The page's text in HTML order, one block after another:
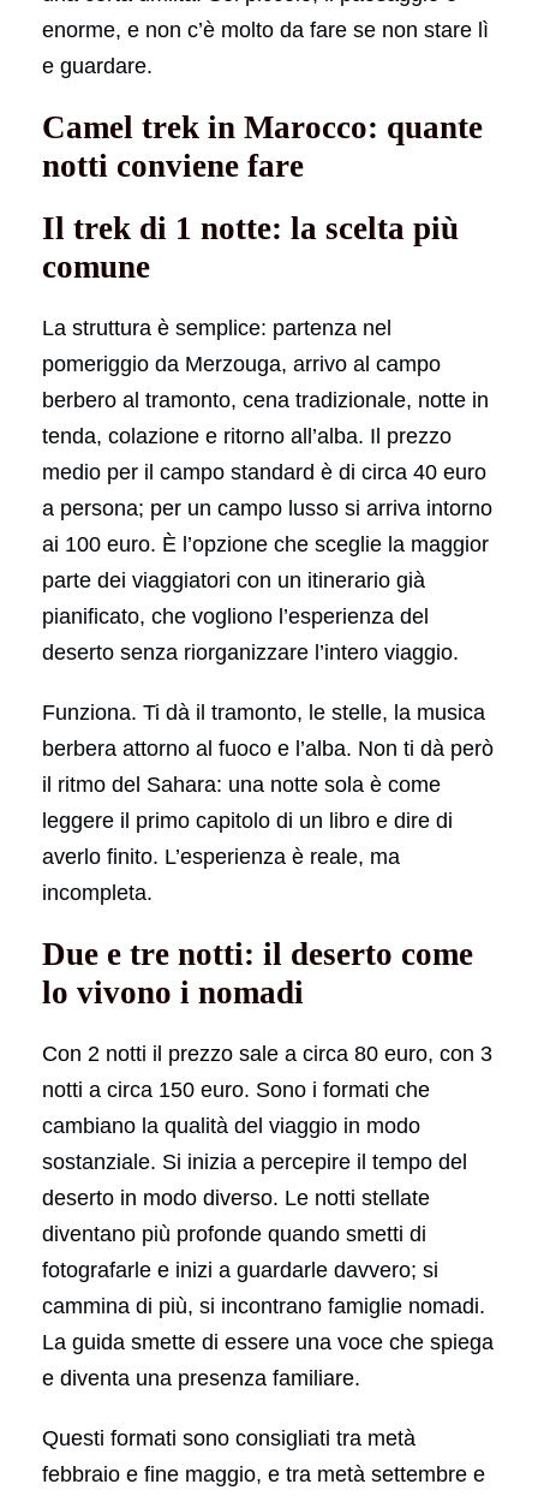
enorme, e non c’è molto da fare se non stare lì
e guardare.
Camel trek in Marocco: quante
notti conviene fare
Il trek di 1 notte: la scelta più
comune
La struttura è semplice: partenza nel
pomeriggio da Merzouga, arrivo al campo
berbero al tramonto, cena tradizionale, notte in
tenda, colazione e ritorno all’alba. Il prezzo
medio per il campo standard è di circa 40 euro
a persona; per un campo lusso si arriva intorno
ai 100 euro. È l’opzione che sceglie la maggior
parte dei viaggiatori con un itinerario già
pianificato, che vogliono l’esperienza del
deserto senza riorganizzare l’intero viaggio.
Funziona. Ti dà il tramonto, le stelle, la musica
berbera attorno al fuoco e l’alba. Non ti dà però
il ritmo del Sahara: una notte sola è come
leggere il primo capitolo di un libro e dire di
averlo finito. L’esperienza è reale, ma
incompleta.
Due e tre notti: il deserto come
lo vivono i nomadi
Con 2 notti il prezzo sale a circa 80 euro, con 3
notti a circa 150 euro. Sono i formati che
cambiano la qualità del viaggio in modo
sostanziale. Si inizia a percepire il tempo del
deserto in modo diverso. Le notti stellate
diventano più profonde quando smetti di
fotografarle e inizi a guardarle davvero; si
cammina di più, si incontrano famiglie nomadi.
La guida smette di essere una voce che spiega
e diventa una presenza familiare.
Questi formati sono consigliati tra metà
febbraio e fine maggio, e tra metà settembre e